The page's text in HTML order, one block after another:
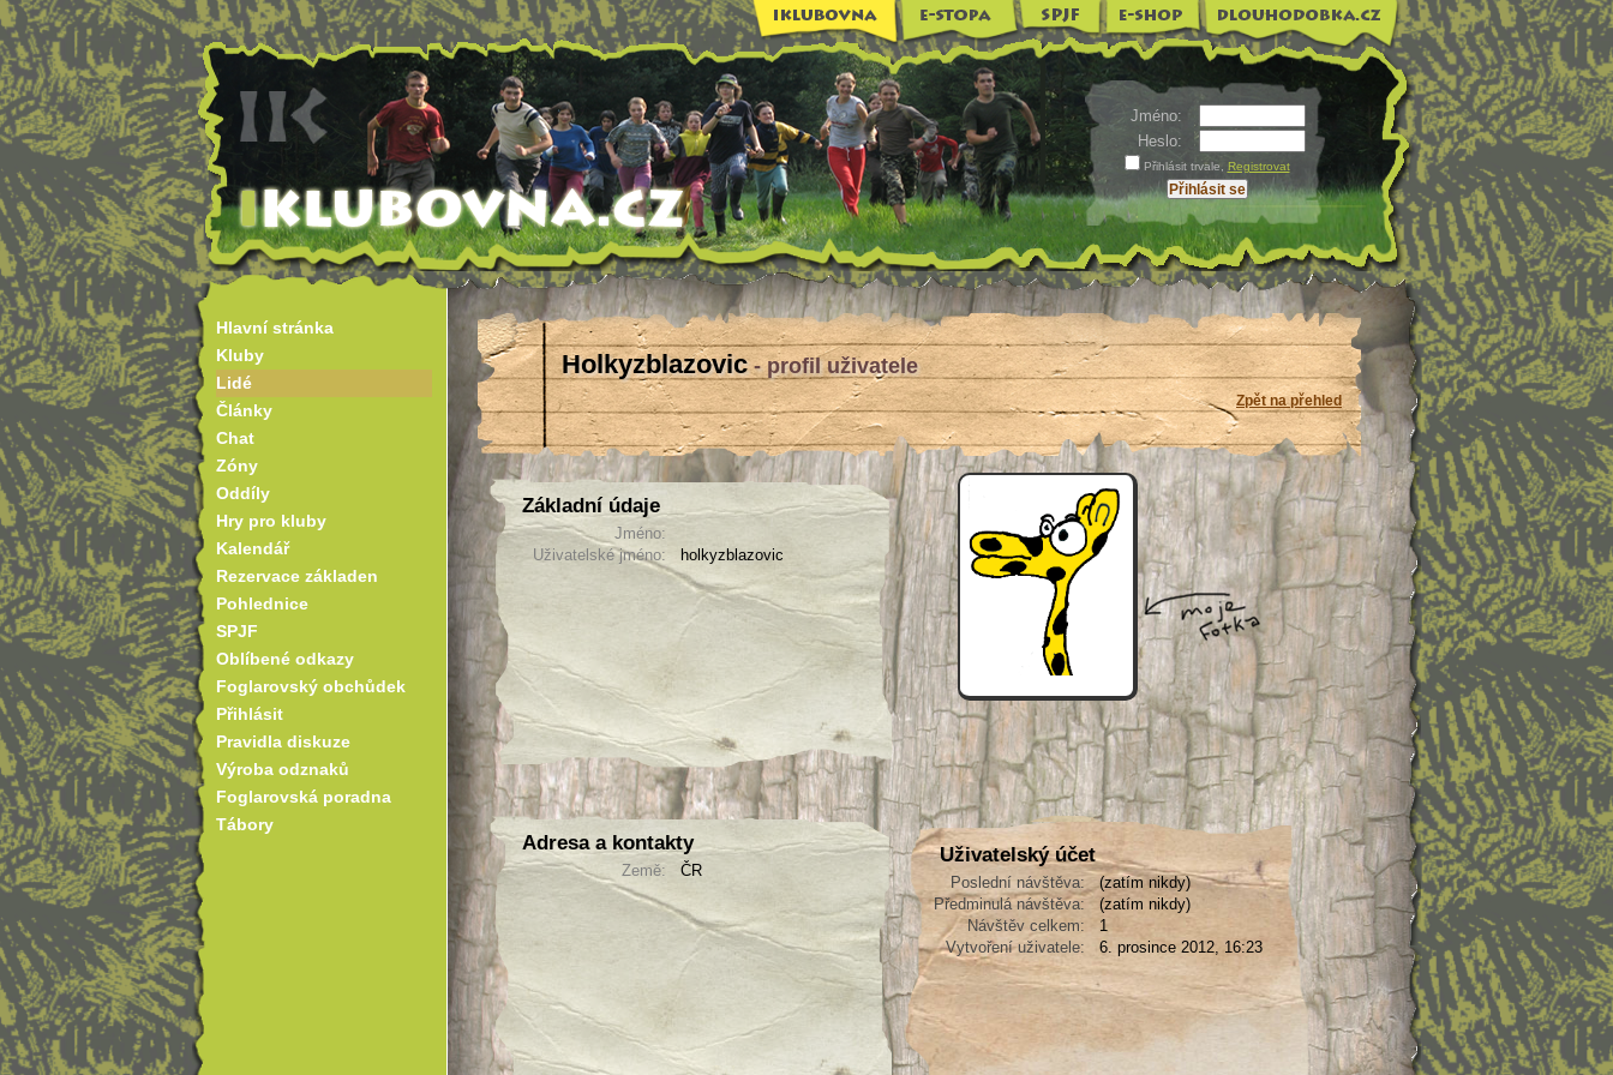
Jméno:
Heslo:
Přihlásit trvale Registrovat
Holkyzblazovic- profil uživatele
Zpět na přehled
Základní údaje
Jméno:
Uživatelské jméno:
holkyzblazovic
Adresa a kontakty
Země: ČR
Uživatelský účet
Poslední návštěva:
(zatím nikdy)
Předminulá návštěva:
(zatím nikdy)
Návštěv celkem:
1
Vytvoření uživatele:
6. prosince 2012, 16:23
Hlavní stránka
Kluby
Lidé
Články
Chat
Zóny
Oddíly
Hry pro kluby
Kalendář
Rezervace základen
Pohlednice
SPJF
Oblíbené odkazy
Foglarovský obchůdek
Přihlásit
Pravidla diskuze
Výroba odznaků
Foglarovská poradna
Tábory